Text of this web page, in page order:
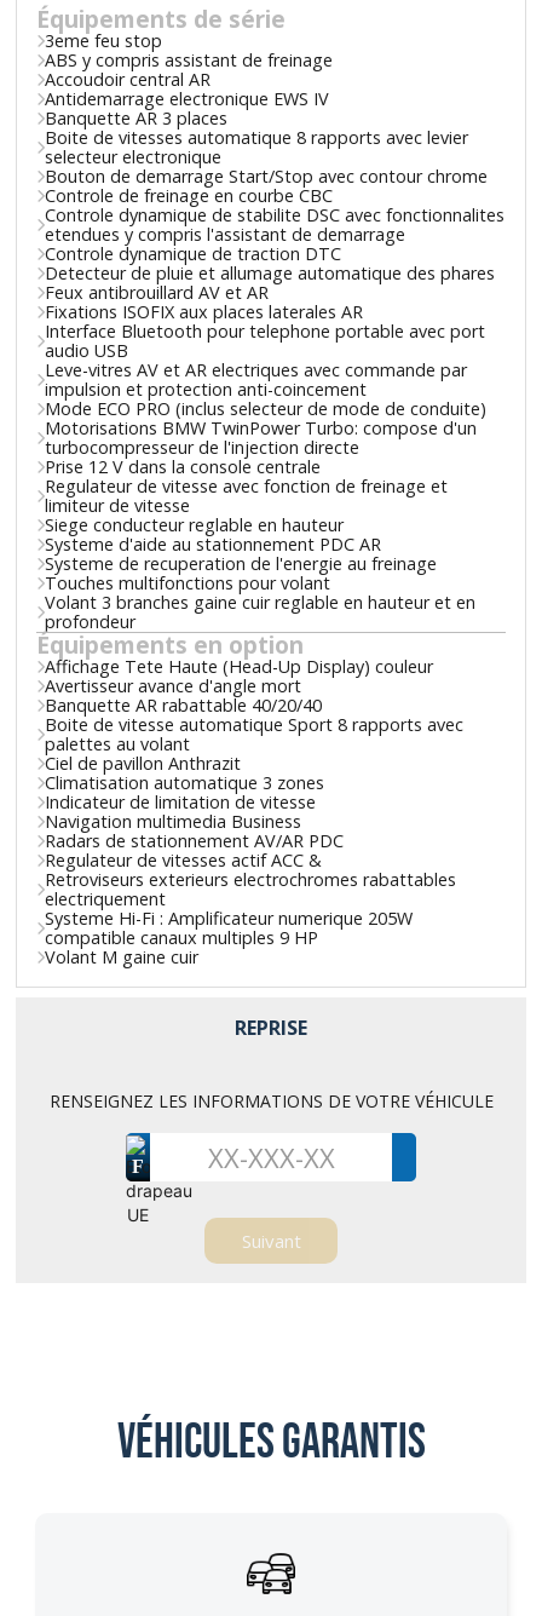
Équipements de série
3eme feu stop
ABS y compris assistant de freinage
Accoudoir central AR
Antidemarrage electronique EWS IV
Banquette AR 3 places
Boite de vitesses automatique 8 rapports avec levier
selecteur electronique
Bouton de demarrage Start/Stop avec contour chrome
Controle de freinage en courbe CBC
Controle dynamique de stabilite DSC avec fonctionnalites
etendues y compris l'assistant de demarrage
Controle dynamique de traction DTC
Detecteur de pluie et allumage automatique des phares
Feux antibrouillard AV et AR
Fixations ISOFIX aux places laterales AR
Interface Bluetooth pour telephone portable avec port
audio USB
Leve-vitres AV et AR electriques avec commande par
impulsion et protection anti-coincement
Mode ECO PRO (inclus selecteur de mode de conduite)
Motorisations BMW TwinPower Turbo: compose d'un
turbocompresseur de l'injection directe
Prise 12 V dans la console centrale
Regulateur de vitesse avec fonction de freinage et
limiteur de vitesse
Siege conducteur reglable en hauteur
Systeme d'aide au stationnement PDC AR
Systeme de recuperation de l'energie au freinage
Touches multifonctions pour volant
Volant 3 branches gaine cuir reglable en hauteur et en
profondeur
Équipements en option
Affichage Tete Haute (Head-Up Display) couleur
Avertisseur avance d'angle mort
Banquette AR rabattable 40/20/40
Boite de vitesse automatique Sport 8 rapports avec
palettes au volant
Ciel de pavillon Anthrazit
Climatisation automatique 3 zones
Indicateur de limitation de vitesse
Navigation multimedia Business
Radars de stationnement AV/AR PDC
Regulateur de vitesses actif ACC &
Retroviseurs exterieurs electrochromes rabattables
electriquement
Systeme Hi-Fi : Amplificateur numerique 205W
compatible canaux multiples 9 HP
Volant M gaine cuir
REPRISE
RENSEIGNEZ LES INFORMATIONS DE VOTRE VÉHICULE
F
Véhicules garantis